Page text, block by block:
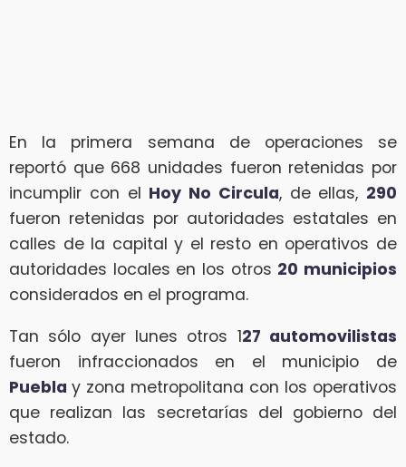
En la primera semana de operaciones se
reportó que 668 unidades fueron retenidas por
incumplir con el Hoy No Circula, de ellas, 290
fueron retenidas por autoridades estatales en
calles de la capital y el resto en operativos de
autoridades locales en los otros 20 municipios
considerados en el programa.
Tan sólo ayer lunes otros 127 automovilistas
fueron infraccionados en el municipio de
Puebla y zona metropolitana con los operativos
que realizan las secretarías del gobierno del
estado.